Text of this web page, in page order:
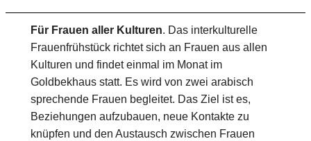
Für Frauen aller Kulturen. Das interkulturelle
Frauenfrühstück richtet sich an Frauen aus allen
Kulturen und findet einmal im Monat im
Goldbekhaus statt. Es wird von zwei arabisch
sprechende Frauen begleitet. Das Ziel ist es,
Beziehungen aufzubauen, neue Kontakte zu
knüpfen und den Austausch zwischen Frauen